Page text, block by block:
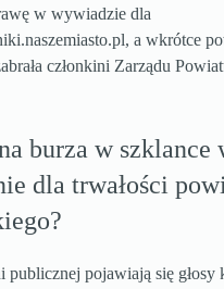
w wywiadzie dla
a wkrótce
członkini Zarządu
burza w szklance
dla trwałości
publicznej pojawiają się